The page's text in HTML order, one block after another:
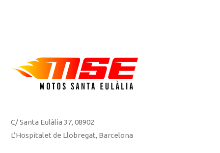
C/ Santa Eulàlia 37, 08902
L’Hospitalet de Llobregat, Barcelona